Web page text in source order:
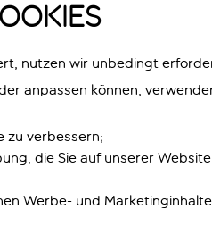
nutzen wir unbedingt
anpassen können,
zu verbessern;
die Sie auf unserer
Werbe- und